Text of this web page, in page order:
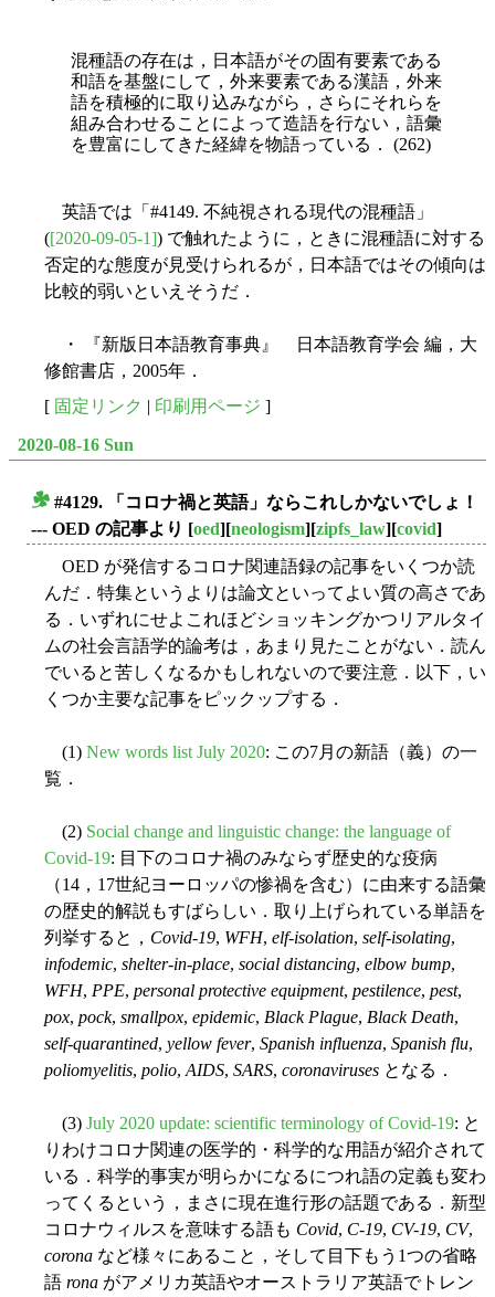
混種語の存在は，日本語がその固有要素である
和語を基盤にして，外来要素である漢語，外来
語を積極的に取り込みながら，さらにそれらを
組み合わせることによって造語を行ない，語彙
を豊富にしてきた経緯を物語っている． (262)
英語では「#4149. 不純視される現代の混種語」
([2020-09-05-1]) で触れたように，ときに混種語に対する
否定的な態度が見受けられるが，日本語ではその傾向は
比較的弱いといえそうだ．
・ 『新版日本語教育事典』 日本語教育学会 編，大
修館書店，2005年．
[ 固定リンク 印刷用ページ ]
2020-08-16 Sun
#4129. 「コロナ禍と英語」ならこれしかないでしょ！
--- OED の記事より [oed][neologism][zipfs_law][covid]
OED が発信するコロナ関連語録の記事をいくつか読
んだ．特集というよりは論文といってよい質の高さであ
る．いずれにせよこれほどショッキングかつリアルタイ
ムの社会言語学的論考は，あまり見たことがない．読ん
でいると苦しくなるかもしれないので要注意．以下，い
くつか主要な記事をピックップする．
(1) New words list July 2020: この7月の新語（義）の一
覧．
(2) Social change and linguistic change: the language of
Covid-19: 目下のコロナ禍のみならず歴史的な疫病
（14，17世紀ヨーロッパの惨禍を含む）に由来する語彙
の歴史的解説もすばらしい．取り上げられている単語を
列挙すると， Covid-19, WFH, elf-isolation, self-isolating,
infodemic, shelter-in-place, social distancing, elbow bump,
WFH, PPE, personal protective equipment, pestilence, pest,
pox, pock, smallpox, epidemic, Black Plague, Black Death,
self-quarantined, yellow fever, Spanish influenza, Spanish flu,
poliomyelitis, polio, AIDS, SARS, coronaviruses となる．
(3) July 2020 update: scientific terminology of Covid-19: と
りわけコロナ関連の医学的・科学的な用語が紹介されて
いる．科学的事実が明らかになるにつれ語の定義も変わ
ってくるという，まさに現在進行形の話題である．新型
コロナウィルスを意味する語も Covid, C-19, CV-19, CV,
corona など様々にあること，そして目下もう1つの省略
語 rona がアメリカ英語やオーストラリア英語でトレン